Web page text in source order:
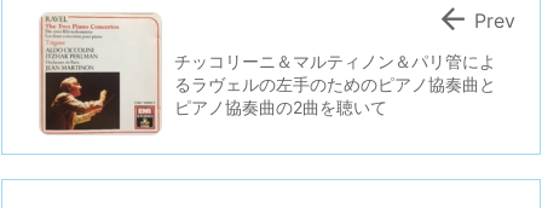
チッコリーニ＆マルティノン＆パリ管によ
るラヴェルの左手のためのピアノ協奏曲と
ピアノ協奏曲の2曲を聴いて
 Prev